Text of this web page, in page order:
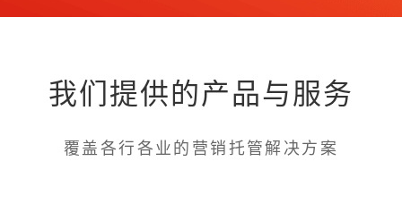
我们提供的产品与服务
覆盖各行各业的营销托管解决方案